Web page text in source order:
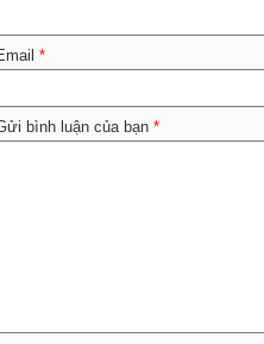
*
bình luận của bạn *